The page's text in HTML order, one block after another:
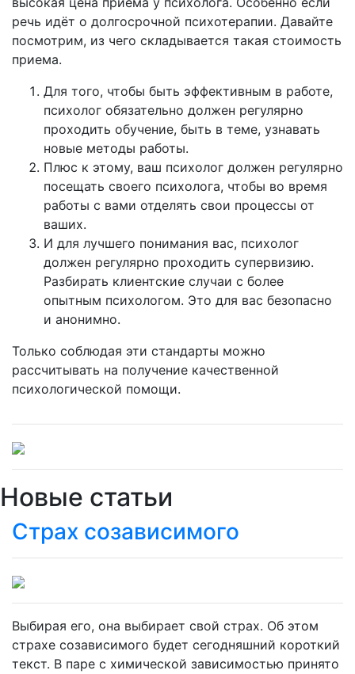
речь идёт о долгосрочной психотерапии. Давайте
посмотрим, из чего складывается такая стоимость
приема.
Для того, чтобы быть эффективным в работе,
психолог обязательно должен регулярно
проходить обучение, быть в теме, узнавать
новые методы работы.
Плюс к этому, ваш психолог должен регулярно
посещать своего психолога, чтобы во время
работы с вами отделять свои процессы от
ваших.
И для лучшего понимания вас, психолог
должен регулярно проходить супервизию.
Разбирать клиентские случаи с более
опытным психологом. Это для вас безопасно
и анонимно.
Только соблюдая эти стандарты можно
рассчитывать на получение качественной
психологической помощи.
Новые статьи
Страх созависимого
Выбирая его, она выбирает свой страх. Об этом
страхе созависимого будет сегодняшний короткий
текст. В паре с химической зависимостью принято